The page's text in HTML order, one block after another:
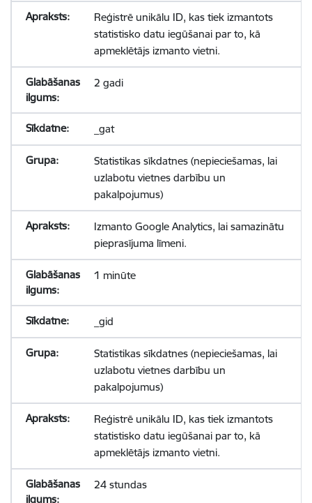
Reģistrē unikālu ID, kas tiek izmantots
statistisko datu iegūšanai par to, kā
apmeklētājs izmanto vietni.
2 gadi
_gat
Statistikas sīkdatnes (nepieciešamas, lai
uzlabotu vietnes darbību un
pakalpojumus)
Izmanto Google Analytics, lai samazinātu
pieprasījuma līmeni.
1 minūte
_gid
Statistikas sīkdatnes (nepieciešamas, lai
uzlabotu vietnes darbību un
pakalpojumus)
Reģistrē unikālu ID, kas tiek izmantots
statistisko datu iegūšanai par to, kā
apmeklētājs izmanto vietni.
24 stundas